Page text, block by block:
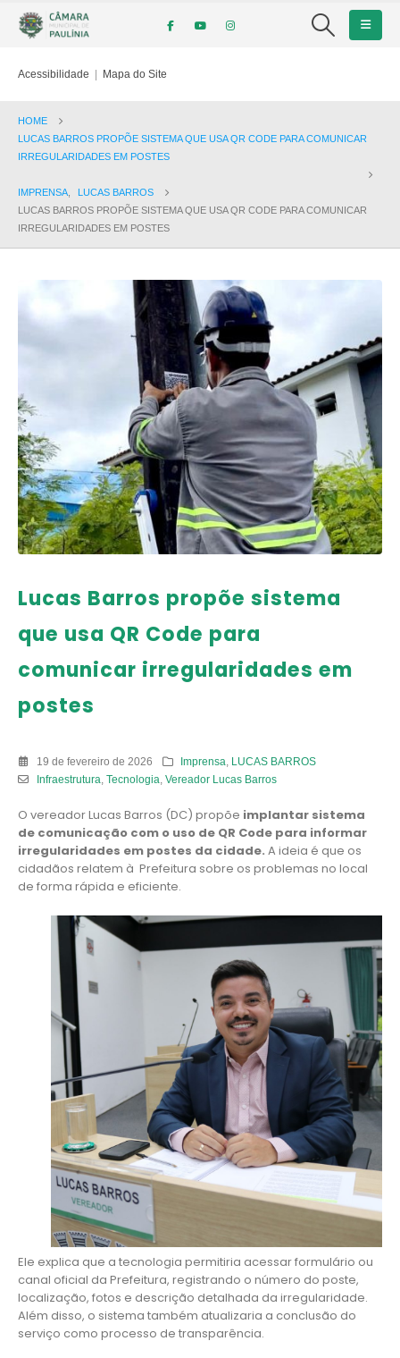
Acessibilidade | Mapa do Site
HOME
LUCAS BARROS PROPÕE SISTEMA QUE USA QR CODE PARA COMUNICAR
IRREGULARIDADES EM POSTES
IMPRENSA
LUCAS BARROS
LUCAS BARROS PROPÕE SISTEMA QUE USA QR CODE PARA COMUNICAR
IRREGULARIDADES EM POSTES
Lucas Barros propõe sistema
que usa QR Code para
comunicar irregularidades em
postes
19 de fevereiro de 2026 Imprensa
LUCAS BARROS
Infraestrutura Tecnologia Vereador Lucas Barros
O vereador Lucas Barros (DC) propõe implantar sistema
de comunicação com o uso de QR Code para informar
irregularidades em postes da cidade. A ideia é que os
cidadãos relatem à Prefeitura sobre os problemas no local
de forma rápida e eficiente.
Ele explica que a tecnologia permitiria acessar formulário ou
canal oficial da Prefeitura, registrando o número do poste,
localização, fotos e descrição detalhada da irregularidade.
Além disso, o sistema também atualizaria a conclusão do
serviço como processo de transparência.